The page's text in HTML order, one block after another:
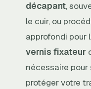
décapant,
le cuir, ou
approfondi pour
vernis fixateur
nécessaire
protéger votre